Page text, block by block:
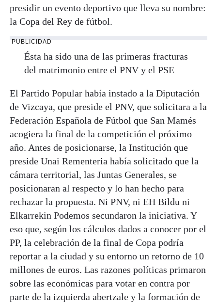
presidir un evento deportivo que lleva su nombre:
la Copa del Rey de fútbol.
PUBLICIDAD
Ésta ha sido una de las primeras fracturas
del matrimonio entre el PNV y el PSE
El Partido Popular había instado a la Diputación
de Vizcaya, que preside el PNV, que solicitara a la
Federación Española de Fútbol que San Mamés
acogiera la final de la competición el próximo
año. Antes de posicionarse, la Institución que
preside Unai Rementeria había solicitado que la
cámara territorial, las Juntas Generales, se
posicionaran al respecto y lo han hecho para
rechazar la propuesta. Ni PNV, ni EH Bildu ni
Elkarrekin Podemos secundaron la iniciativa. Y
eso que, según los cálculos dados a conocer por el
PP, la celebración de la final de Copa podría
reportar a la ciudad y su entorno un retorno de 10
millones de euros. Las razones políticas primaron
sobre las económicas para votar en contra por
parte de la izquierda abertzale y la formación de